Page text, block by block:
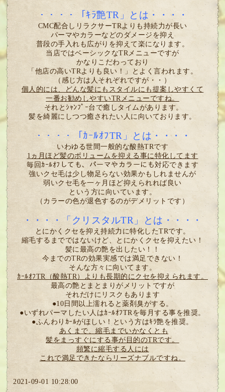
・・・・「ｷﾗ艶TR」とは・・・・
CMC配合しリラクサーTRよりも持続力が長い
パーマやカラーなどのダメージを抑え
普段の手入れも広がりを抑えて楽になります。
当店ではベーシックなTRメニューですが
かなりこだわっており
「他店の高いTRよりも良い！」とよく言われます。
（感じ方は人それぞれですが・・）
個人的には、どんな髪にもスタイルにも提案しやすくて
一番お勧めしやすいTRメニューですね。
それとｼｬﾝﾌﾟｰ台で癒しタイムがあります。
髪を綺麗にしつつ癒されたい人に向いております。
・・・・「ｶｰﾙｵﾌTR」とは・・・・
いわゆる世間一般的な酸熱TRです
1ヵ月ほど髪のボリュームを抑える事に特化してます
毎回ｶｰﾙｵﾌしても、パーマやカラーにも対応できます
強いクセ毛は少し物足らない効果かもしれませんが
弱いクセ毛を一ヶ月ほど抑えられれば良い
という方に向いています。
（カラーの色が退色するのがデメリットです）
・・・・「クリスタルTR」とは・・・・
とにかくクセを抑え持続力に特化したTRです。
縮毛するまでではないけど、とにかくクセを抑えたい！
髪に最高の艶を出したい！！
今までのTRの効果実感では満足できない！
そんな方々に向いてます。
ｶｰﾙｵﾌTR（酸熱TR）よりも長期的にクセを抑えられます。
最高の艶とまとまりがメリットですが
それだけにリスクもあります
●10日間以上濡れると薬剤臭がする。
●いずれパーマしたい人はｶｰﾙｵﾌTRを毎月する事を推奨。
●ふんわりｶｰﾙがほしい！という方はｷﾗ艶を推奨。
あくまで、縮毛までいかなくとも
髪をまっすぐにする事が目的のTRです。
頻繁に縮毛する人には
これで満足できたならリーズナブルですね。
2021-09-01 10:28:00